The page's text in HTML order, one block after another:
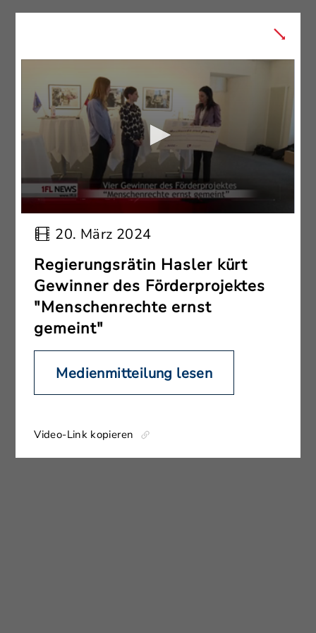
20. März 2024
Regierungsrätin Hasler kürt
Gewinner des Förderprojektes
"Menschenrechte ernst
gemeint"
Medienmitteilung lesen
Video-Link kopieren